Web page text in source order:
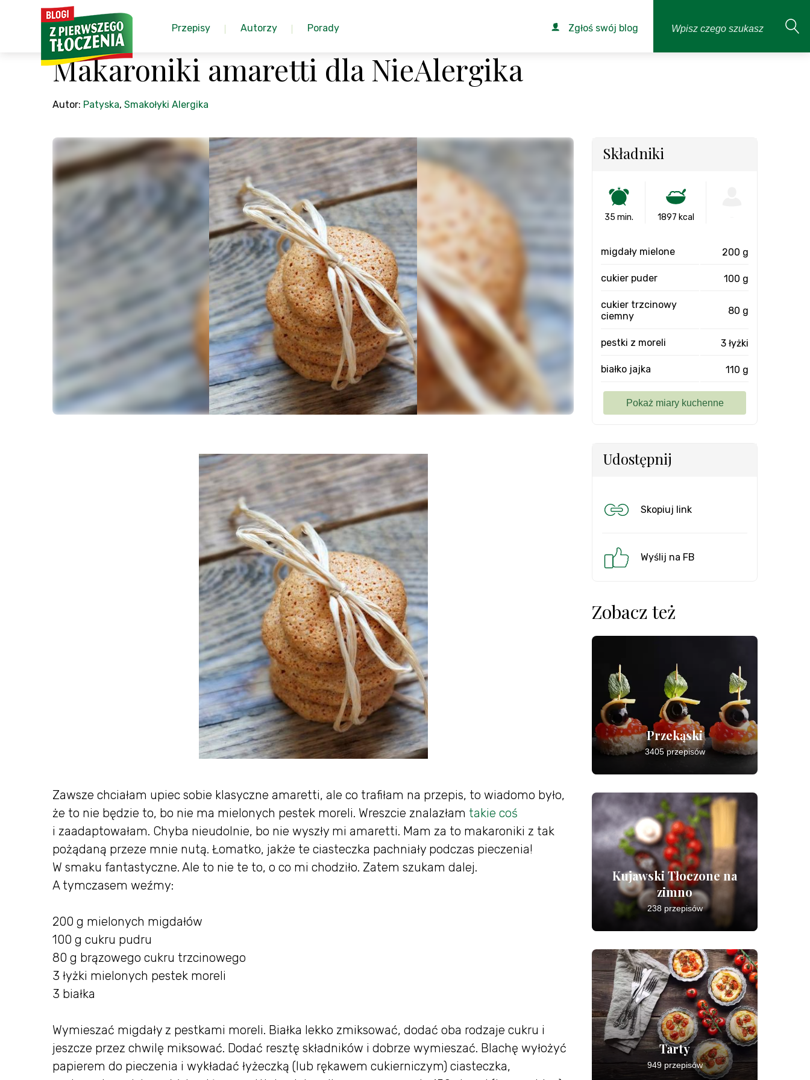
Przepisy Autorzy Porady Zgłoś swój blog
Makaroniki amaretti dla NieAlergika
Autor: Patyska, Smakołyki Alergika
Zawsze chciałam upiec sobie klasyczne amaretti, ale co trafiłam na przepis, to wiadomo było,
że to nie będzie to, bo nie ma mielonych pestek moreli. Wreszcie znalazłam takie coś
i zaadaptowałam. Chyba nieudolnie, bo nie wyszły mi amaretti. Mam za to makaroniki z tak
pożądaną przeze mnie nutą. Łomatko, jakże te ciasteczka pachniały podczas pieczenia!
W smaku fantastyczne. Ale to nie te to, o co mi chodziło. Zatem szukam dalej.
A tymczasem weźmy:
200 g mielonych migdałów
100 g cukru pudru
80 g brązowego cukru trzcinowego
3 łyżki mielonych pestek moreli
3 białka
Wymieszać migdały z pestkami moreli. Białka lekko zmiksować, dodać oba rodzaje cukru i
jeszcze przez chwilę miksować. Dodać resztę składników i dobrze wymieszać. Blachę wyłożyć
papierem do pieczenia i wykładać łyżeczką (lub rękawem cukierniczym) ciasteczka,
Składniki
35 min. 1897 kcal
migdały mielone 200 g
cukier puder 100 g
cukier trzcinowy
ciemny
80 g
pestki z moreli 3 łyżki
białko jajka 110 g
Udostępnij
Skopiuj link
Wyślij na FB
Zobacz też
Przekąski
3405 przepisów
Kujawski Tłoczone na
zimno
238 przepisów
Tarty
949 przepisów